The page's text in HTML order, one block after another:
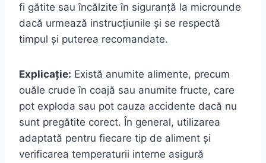
fi gătite sau încălzite în siguranță la microunde
dacă urmează instrucțiunile și se respectă
timpul și puterea recomandate.
Explicație: Există anumite alimente, precum
ouăle crude în coajă sau anumite fructe, care
pot exploda sau pot cauza accidente dacă nu
sunt pregătite corect. În general, utilizarea
adaptată pentru fiecare tip de aliment și
verificarea temperaturii interne asigură